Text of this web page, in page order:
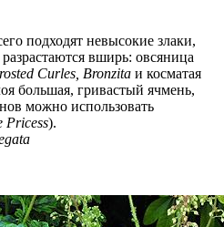
подходят невысокие злаки,
вширь: овсяница
Curles, Bronzita и косматая
большая, гривастый ячмень,
можно использовать
Pricess).